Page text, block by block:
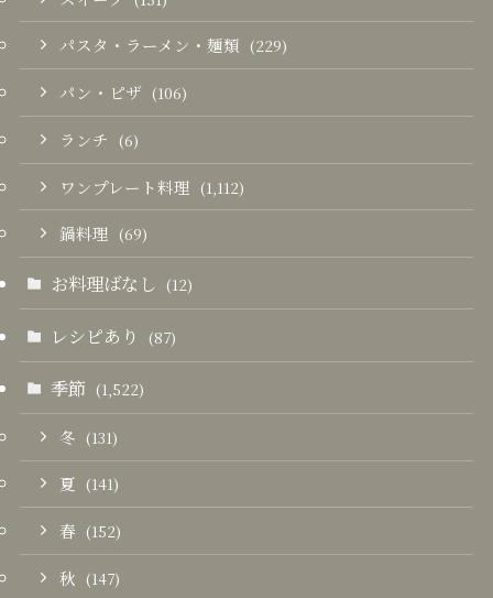
パスタ・ラーメン・麺類 (229)
パン・ピザ (106)
ランチ (6)
ワンプレート料理 (1,112)
鍋料理 (69)
お料理ばなし (12)
レシピあり (87)
季節 (1,522)
冬 (131)
夏 (141)
春 (152)
秋 (147)